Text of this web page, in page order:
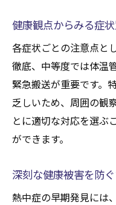
健康観点からみる症
各症状ごとの注意点と
徹底、中等度では体温
緊急搬送が重要です。
乏しいため、周囲の観
とに適切な対応を選ぶ
ができます。
深刻な健康被害を防
熱中症の早期発見には